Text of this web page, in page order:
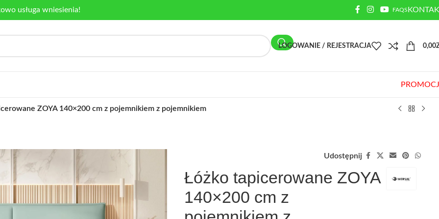
usługa wniesienia! FAQS
LOGOWANIE / REJESTRACJA 0,00
ZOYA 140×200 cm z pojemnikiem z pojemnikiem
Udostępnij
Łóżko tapicerowane ZOYA
140×200 cm z